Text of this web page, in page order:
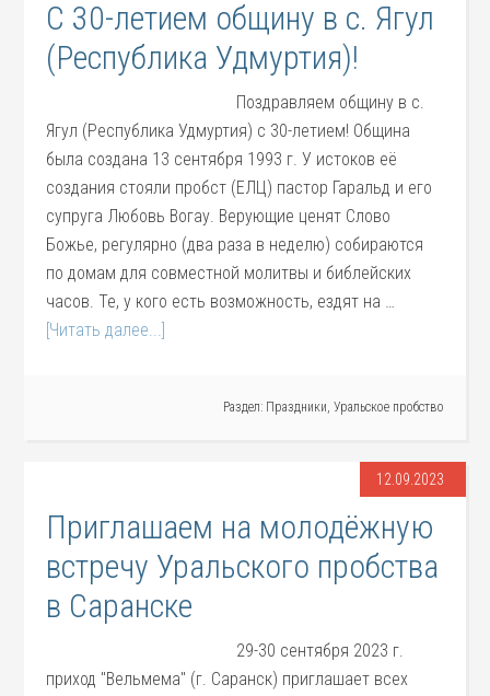
С 30-летием общину в с. Ягул
(Республика Удмуртия)!
Поздравляем общину в с.
Ягул (Республика Удмуртия) с 30-летием! Община
была создана 13 сентября 1993 г. У истоков её
создания стояли пробст (ЕЛЦ) пастор Гаральд и его
супруга Любовь Вогау. Верующие ценят Слово
Божье, регулярно (два раза в неделю) собираются
по домам для совместной молитвы и библейских
часов. Те, у кого есть возможность, ездят на …
[Читать далее...]
Раздел: Праздники, Уральское пробство
12.09.2023
Приглашаем на молодёжную
встречу Уральского пробства
в Саранске
29-30 сентября 2023 г.
приход "Вельмема" (г. Саранск) приглашает всех